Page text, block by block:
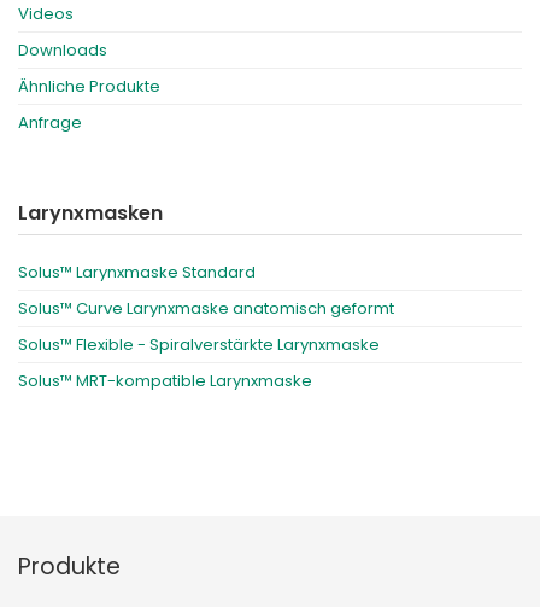
Videos
Downloads
Ähnliche Produkte
Anfrage
Larynxmasken
Solus™ Larynxmaske Standard
Solus™ Curve Larynxmaske anatomisch geformt
Solus™ Flexible - Spiralverstärkte Larynxmaske
Solus™ MRT-kompatible Larynxmaske
Produkte